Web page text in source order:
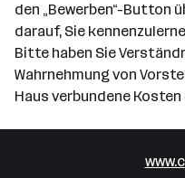
den „Bewerben“-Button
darauf, Sie
Bitte haben Sie
Wahrnehmung von
Haus verbundene